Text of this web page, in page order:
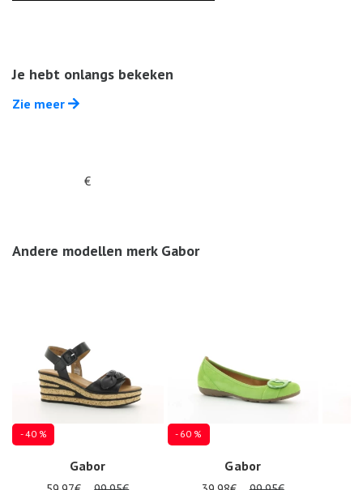
Je hebt onlangs bekeken
Zie meer
€
Andere modellen merk Gabor
- 40 %
Gabor
- 60 %
Gabor